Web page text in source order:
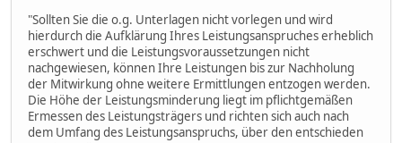
"Sollten Sie die o.g. Unterlagen nicht vorlegen und wird
hierdurch die Aufklärung Ihres Leistungsanspruches erheblich
erschwert und die Leistungsvoraussetzungen nicht
nachgewiesen, können Ihre Leistungen bis zur Nachholung
der Mitwirkung ohne weitere Ermittlungen entzogen werden.
Die Höhe der Leistungsminderung liegt im pflichtgemäßen
Ermessen des Leistungsträgers und richten sich auch nach
dem Umfang des Leistungsanspruchs, über den entschieden